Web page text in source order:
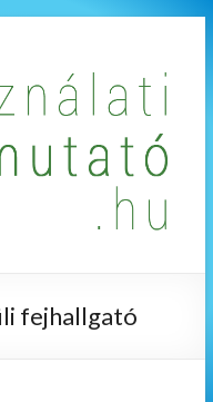
fejhallgató